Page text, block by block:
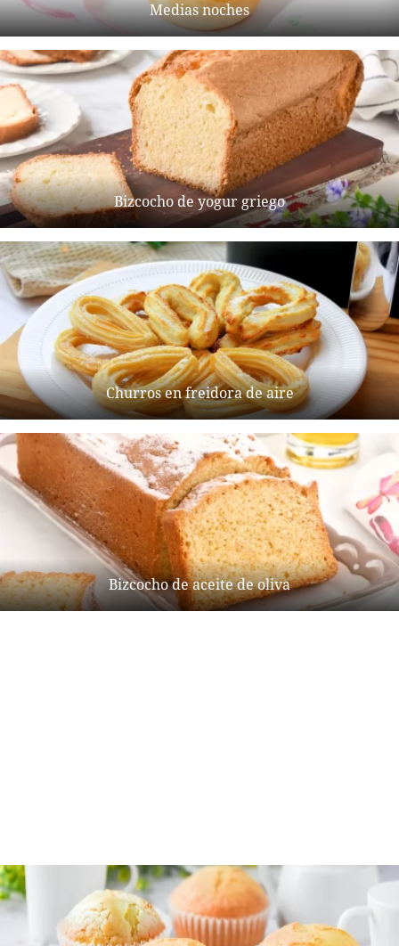
Medias noches
Bizcocho de yogur griego
Churros en freidora de aire
Bizcocho de aceite de oliva